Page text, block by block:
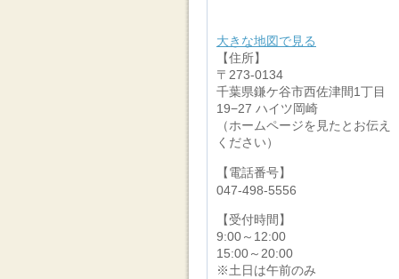
大きな地図で見る
【住所】
〒273-0134
千葉県鎌ケ谷市西佐津間1丁目
19−27 ハイツ岡崎
（ホームページを見たとお伝え
ください）
【電話番号】
047-498-5556
【受付時間】
9:00～12:00
15:00～20:00
※土日は午前のみ